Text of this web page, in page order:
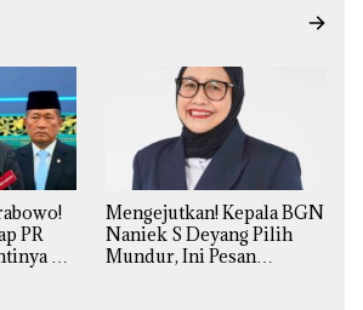
PR
di
Mengejutkan! Kepala BGN
Naniek S Deyang Pilih
Mundur, Ini Pesan